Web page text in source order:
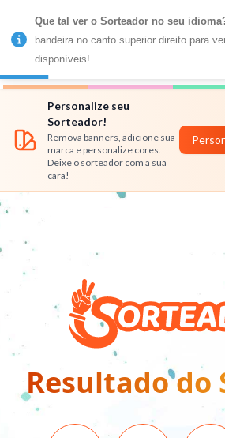
Números
Personalize seu
Sorteador!
Remova banners, adicione sua
marca e personalize cores.
Deixe o sorteador com a sua
cara!
Resultado do
Que tal ver o Sorteador no seu
bandeira no canto superior direito para
disponíveis!